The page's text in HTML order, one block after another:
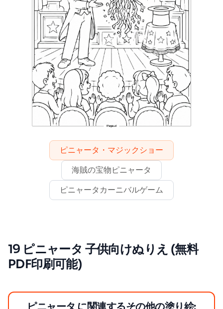
ピニャータ・マジックショー
海賊の宝物ピニャータ
ピニャータカーニバルゲーム
19 ピニャータ 子供向けぬりえ (無料
PDF印刷可能)